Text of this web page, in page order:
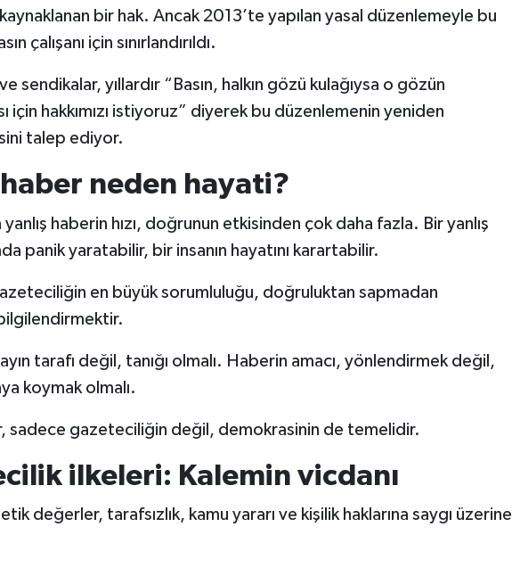
bir hak. Ancak 2013’te yapılan yasal düzenlemeyle bu
çalışanı için sınırlandırıldı.
sendikalar, yıllardır “Basın, halkın gözü kulağıysa o gözün
için hakkımızı istiyoruz” diyerek bu düzenlemenin yeniden
talep ediyor.
neden hayati?
yanlış haberin hızı, doğrunun etkisinden çok daha fazla. Bir yanlış
panik yaratabilir, bir insanın hayatını karartabilir.
en büyük sorumluluğu, doğruluktan sapmadan
tarafı değil, tanığı olmalı. Haberin amacı, yönlendirmek değil,
koymak olmalı.
sadece gazeteciliğin değil, demokrasinin de temelidir.
ilkeleri: Kalemin vicdanı
değerler, tarafsızlık, kamu yararı ve kişilik haklarına saygı üzerine